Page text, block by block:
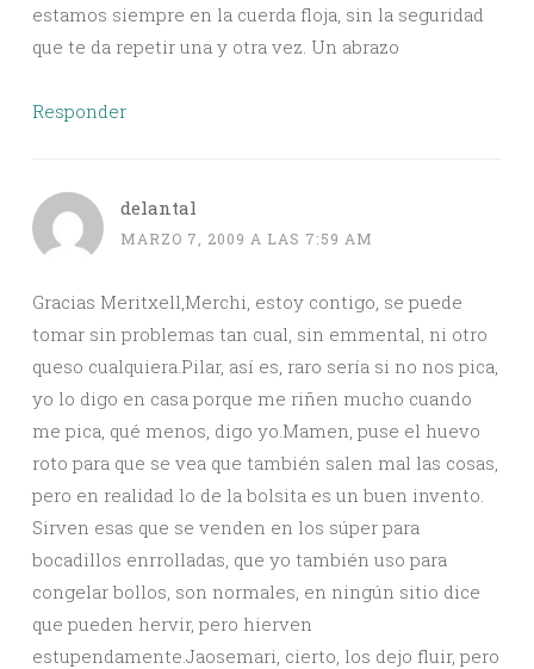
estamos siempre en la cuerda floja, sin la seguridad
que te da repetir una y otra vez. Un abrazo
Responder
delantal
MARZO 7, 2009 A LAS 7:59 AM
Gracias Meritxell,Merchi, estoy contigo, se puede
tomar sin problemas tan cual, sin emmental, ni otro
queso cualquiera.Pilar, así es, raro sería si no nos pica,
yo lo digo en casa porque me riñen mucho cuando
me pica, qué menos, digo yo.Mamen, puse el huevo
roto para que se vea que también salen mal las cosas,
pero en realidad lo de la bolsita es un buen invento.
Sirven esas que se venden en los súper para
bocadillos enrrolladas, que yo también uso para
congelar bollos, son normales, en ningún sitio dice
que pueden hervir, pero hierven
estupendamente.Jaosemari, cierto, los dejo fluir, pero